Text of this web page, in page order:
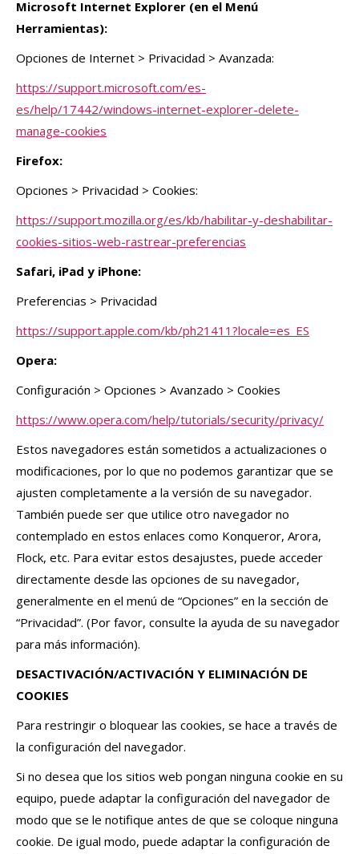
Microsoft Internet Explorer (en el Menú
Herramientas):
Opciones de Internet > Privacidad > Avanzada:
https://support.microsoft.com/es-
es/help/17442/windows-internet-explorer-delete-
manage-cookies
Firefox:
Opciones > Privacidad > Cookies:
https://support.mozilla.org/es/kb/habilitar-y-deshabilitar-
cookies-sitios-web-rastrear-preferencias
Safari, iPad y iPhone:
Preferencias > Privacidad
https://support.apple.com/kb/ph21411?locale=es_ES
Opera:
Configuración > Opciones > Avanzado > Cookies
https://www.opera.com/help/tutorials/security/privacy/
Estos navegadores están sometidos a actualizaciones o
modificaciones, por lo que no podemos garantizar que se
ajusten completamente a la versión de su navegador.
También puede ser que utilice otro navegador no
contemplado en estos enlaces como Konqueror, Arora,
Flock, etc. Para evitar estos desajustes, puede acceder
directamente desde las opciones de su navegador,
generalmente en el menú de “Opciones” en la sección de
“Privacidad”. (Por favor, consulte la ayuda de su navegador
para más información).
DESACTIVACIÓN/ACTIVACIÓN Y ELIMINACIÓN DE
COOKIES
Para restringir o bloquear las cookies, se hace a través de
la configuración del navegador.
Si no desea que los sitios web pongan ninguna cookie en su
equipo, puede adaptar la configuración del navegador de
modo que se le notifique antes de que se coloque ninguna
cookie. De igual modo, puede adaptar la configuración de